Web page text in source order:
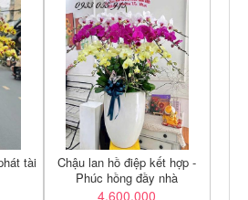
tài
Chậu lan hồ điệp kết hợp -
Phúc hồng đầy nhà
4,600,000